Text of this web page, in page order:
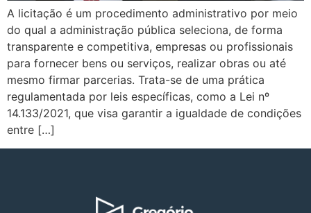
A licitação é um procedimento administrativo por meio
do qual a administração pública seleciona, de forma
transparente e competitiva, empresas ou profissionais
para fornecer bens ou serviços, realizar obras ou até
mesmo firmar parcerias. Trata-se de uma prática
regulamentada por leis específicas, como a Lei nº
14.133/2021, que visa garantir a igualdade de condições
entre […]